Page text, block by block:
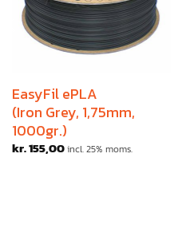
EasyFil ePLA
(Iron Grey, 1,75mm,
1000gr.)
kr.155,00incl. 25% moms.